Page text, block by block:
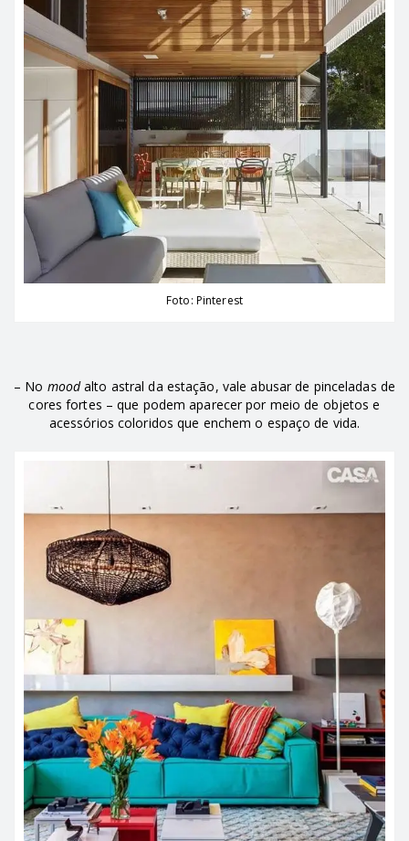
Foto: Pinterest
– No moodalto astral da estação, vale abusar de pinceladas de
cores fortes – que podem aparecer por meio de objetos e
acessórios coloridos que enchem o espaço de vida.